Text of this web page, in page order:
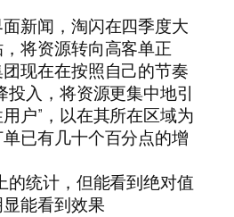
新闻，淘闪在四季度大
将资源转向高客单正
现在在按照自己的节奏
投入，将资源更集中地引
户”，以在其所在区域为
已有几十个百分点的增
的统计，但能看到绝对值
能看到效果